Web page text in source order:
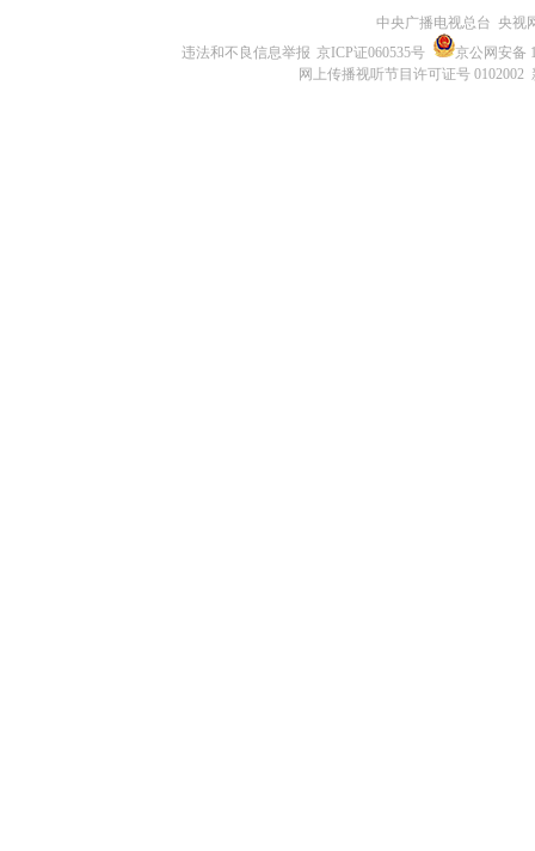
中央广播电视总台 央视
违法和不良信息举报 京ICP证060535号
京公网安备
网上传播视听节目许可证号 0102002